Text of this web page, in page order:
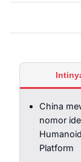
China
nomor
Platform